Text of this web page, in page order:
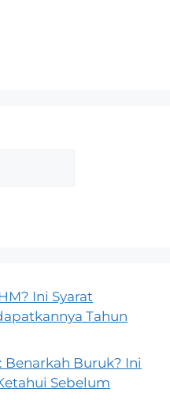
Ini Syarat
Tahun
Benarkah Buruk? Ini
Sebelum